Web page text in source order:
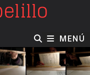
MENÚ